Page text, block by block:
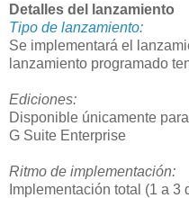
Detalles del lanzamiento
Tipo de lanzamiento:
Se implementará el
lanzamiento programado
Ediciones:
Disponible únicamente
G Suite Enterprise
Ritmo de implementación:
Implementación total (1 a